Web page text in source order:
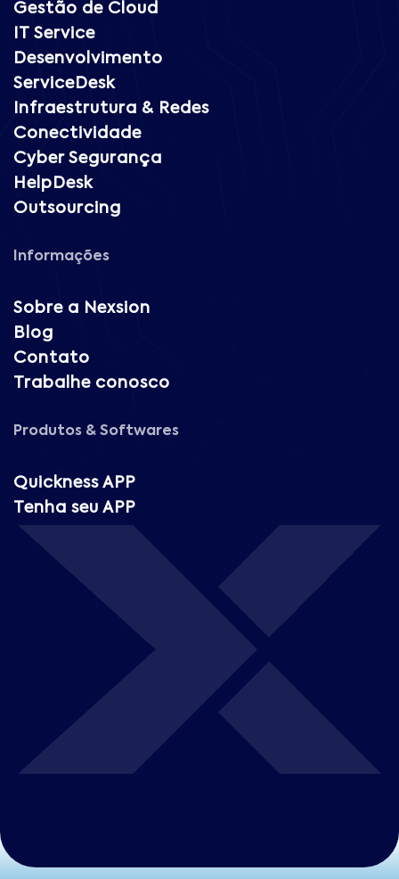
Gestão de Cloud
IT Service
Desenvolvimento
ServiceDesk
Infraestrutura & Redes
Conectividade
Cyber Segurança
HelpDesk
Outsourcing
Informações
Sobre a Nexsion
Blog
Contato
Trabalhe conosco
Produtos & Softwares
Quickness APP
Tenha seu APP